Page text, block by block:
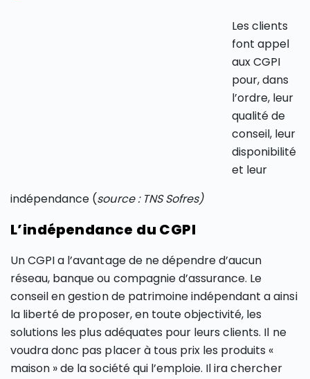
Les clients
font appel
aux CGPI
pour, dans
l’ordre, leur
qualité de
conseil, leur
disponibilité
et leur
indépendance (source : TNS Sofres)
L’indépendance du CGPI
Un CGPI a l’avantage de ne dépendre d’aucun
réseau, banque ou compagnie d’assurance. Le
conseil en gestion de patrimoine indépendant a ainsi
la liberté de proposer, en toute objectivité, les
solutions les plus adéquates pour leurs clients. Il ne
voudra donc pas placer à tous prix les produits «
maison » de la société qui l’emploie. Il ira chercher